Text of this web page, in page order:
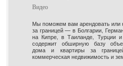
Видео
Мы поможем вам арендовать или
за границей — в Болгарии,
на Кипре, в Таиланде, Турции и
содержит обширную базу
дома и квартиры за
коммерческая недвижимость и